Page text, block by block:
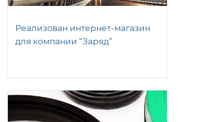
Реализован интернет-магазин
для компании “Заряд”